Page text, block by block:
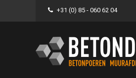
+31 (0) 85 - 060 62 04